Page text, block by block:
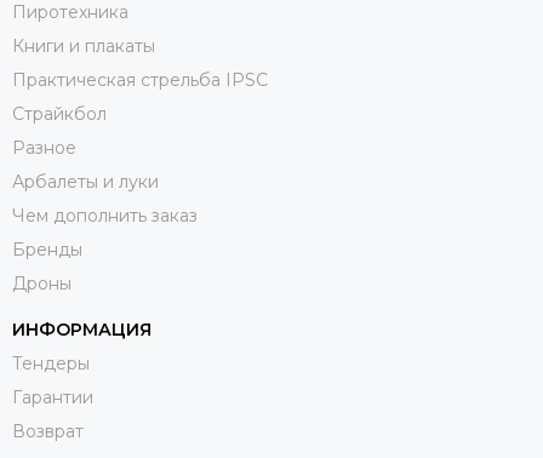
Пиротехника
Книги и плакаты
Практическая стрельба IPSC
Страйкбол
Разное
Арбалеты и луки
Чем дополнить заказ
Бренды
Дроны
ИНФОРМАЦИЯ
Тендеры
Гарантии
Возврат